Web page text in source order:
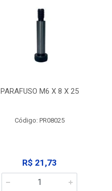
PARAFUSO M6 X 8 X 25
Código: PR08025
R$ 21,73